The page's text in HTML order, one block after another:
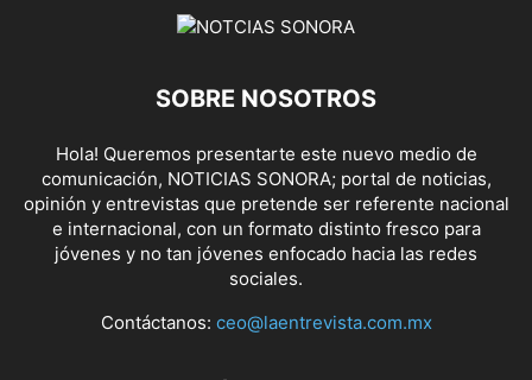
SOBRE NOSOTROS
Hola! Queremos presentarte este nuevo medio de
comunicación, NOTICIAS SONORA; portal de noticias,
opinión y entrevistas que pretende ser referente nacional
e internacional, con un formato distinto fresco para
jóvenes y no tan jóvenes enfocado hacia las redes
sociales.
Contáctanos: ceo@laentrevista.com.mx